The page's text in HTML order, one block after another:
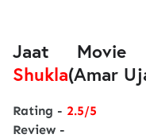
Jaat
Shukla(Amar
Rating - 2.5/5
Review -